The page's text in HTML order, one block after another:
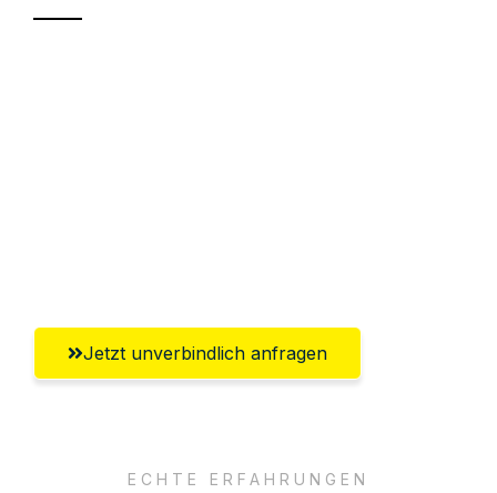
Jetzt unverbindlich anfragen
ECHTE ERFAHRUNGEN